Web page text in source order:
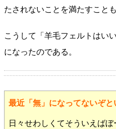
たされないことを満たすことも
こうして「羊毛フェルトはい
になったのである。
最近「無」になってないぞと
日々せわしくてそういえばぼ